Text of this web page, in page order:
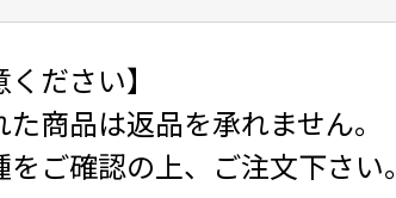
ください】
商品は返品を承れません。
ご確認の上、ご注文下さい。